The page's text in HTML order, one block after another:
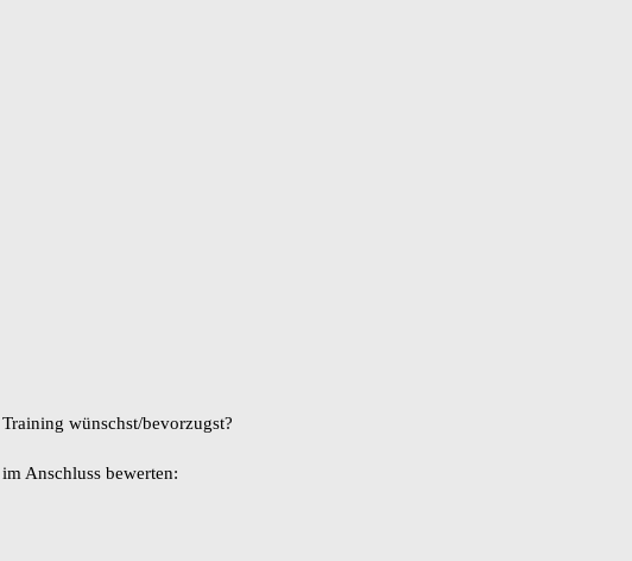
wünschst/bevorzugst?
Anschluss bewerten: